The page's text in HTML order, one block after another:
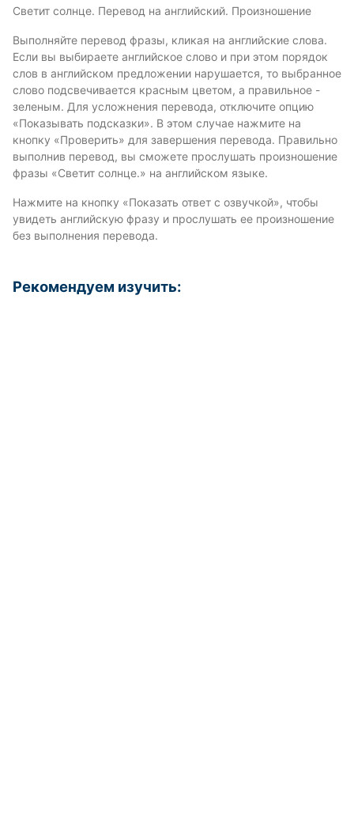
Светит солнце. Перевод на английский. Произношение
Выполняйте перевод фразы, кликая на английские слова.
Если вы выбираете английское слово и при этом порядок
слов в английском предложении нарушается, то выбранное
слово подсвечивается красным цветом, а правильное -
зеленым. Для усложнения перевода, отключите опцию
«Показывать подсказки». В этом случае нажмите на
кнопку «Проверить» для завершения перевода. Правильно
выполнив перевод, вы сможете прослушать произношение
фразы «Светит солнце.» на английском языке.
Нажмите на кнопку «Показать ответ с озвучкой», чтобы
увидеть английскую фразу и прослушать ее произношение
без выполнения перевода.
Рекомендуем изучить: